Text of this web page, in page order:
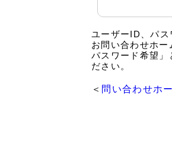
ユーザーID、パ
お問い合わせホー
パスワード希望」
ださい。
＜ 問い合わせホ